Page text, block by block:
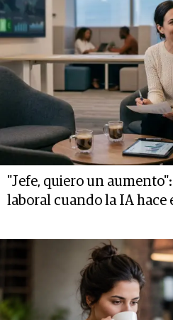
"Jefe, quiero un
laboral cuando la IA hace